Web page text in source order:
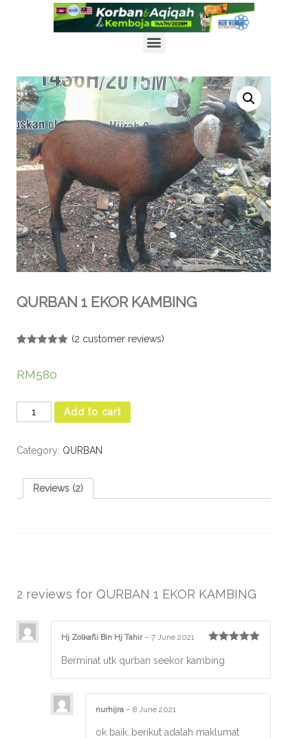
PENYERTAAN PROGRAM KORBAN & AQIQAH DI KEMBOJA
DAFTAR SEGERA!
KLIK UNTUK INFO LANJUT
QURBAN 1 EKOR KAMBING
based on
customer
(2 customer reviews)
RM580
Add to cart
Category: QURBAN
Reviews (2)
2 reviews for QURBAN 1 EKOR KAMBING
of 5
Hj Zolkafli Bin Hj Tahir– 7 June 2021
Berminat utk qurban seekor kambing
nurhijra – 8 June 2021
ok baik..berikut adalah maklumat